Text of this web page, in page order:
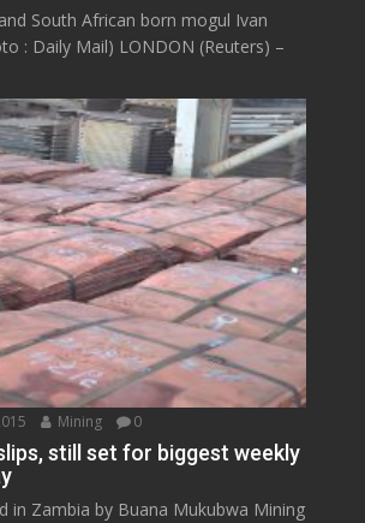
and South African born mogul Ivan
: Daily Mail) LONDON (Reuters) –
Mining 0
still set for biggest weekly
in Zambia by Buana Mukubwa Mining